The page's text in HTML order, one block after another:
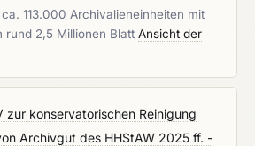
113.000 Archivalieneinheiten mit
rund 2,5 Millionen Blatt Ansicht der
zur konservatorischen Reinigung
Archivgut des HHStAW 2025 ff. -